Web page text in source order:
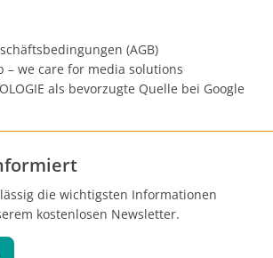
(AGB)
– we care for media solutions
als bevorzugte Quelle bei Google
die wichtigsten Informationen
kostenlosen Newsletter.